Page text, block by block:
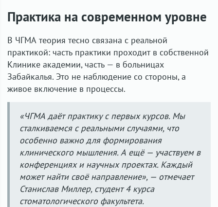
Практика на современном уровне
В ЧГМА теория тесно связана с реальной
практикой: часть практики проходит в собственной
Клинике академии, часть — в больницах
Забайкалья. Это не наблюдение со стороны, а
живое включение в процессы.
«ЧГМА даёт практику с первых курсов. Мы
сталкиваемся с реальными случаями, что
особенно важно для формирования
клинического мышления. А ещё — участвуем в
конференциях и научных проектах. Каждый
может найти своё направление», — отмечает
Станислав Миллер, студент 4 курса
стоматологического факультета.